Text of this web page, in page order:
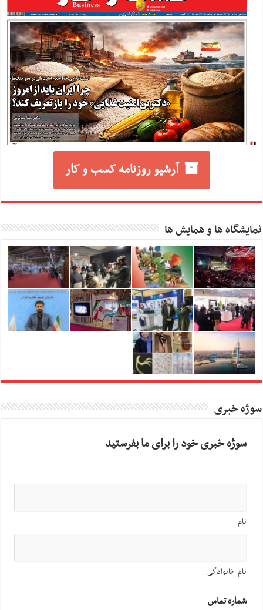
آرشیو روزنامه کسب و کار
نمایشگاه ها و همایش ها
سوژه خبری
سوژه خبری خود را برای ما بفرستید
نام
نام خانوادگی
شماره تماس